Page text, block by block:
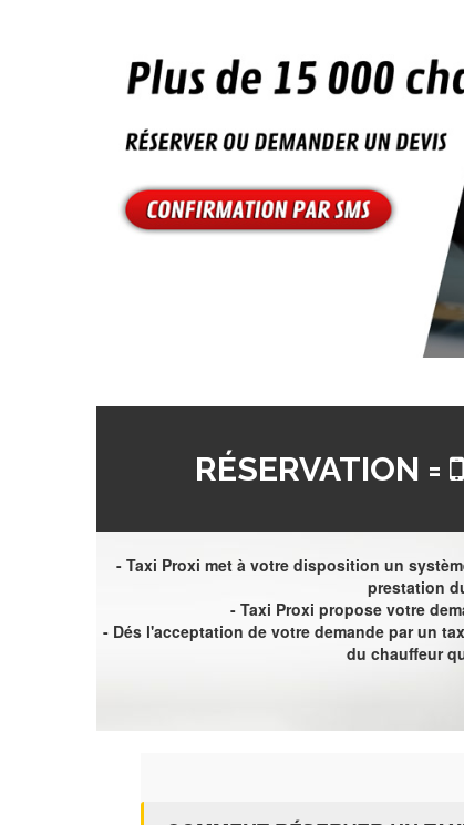
RÉSERVATION =
- Taxi Proxi met à votre disposition un
prestation
- Taxi Proxi propose votre
- Dés l'acceptation de votre demande par un
du chauffeur